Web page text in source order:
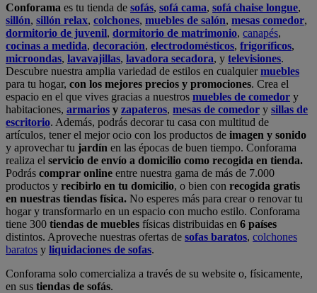
Conforama es tu tienda de sofás, sofá cama, sofá chaise longue,
sillón, sillón relax, colchones, muebles de salón, mesas comedor,
dormitorio de juvenil, dormitorio de matrimonio, canapés,
cocinas a medida, decoración, electrodomésticos, frigoríficos,
microondas, lavavajillas, lavadora secadora, y televisiones.
Descubre nuestra amplia variedad de estilos en cualquiermuebles
para tu hogar, con los mejores precios y promociones. Crea el
espacio en el que vives gracias a nuestros muebles de comedor y
habitaciones, armarios y zapateros, mesas de comedor y sillas de
escritorio. Además, podrás decorar tu casa con multitud de
artículos, tener el mejor ocio con los productos de imagen y sonido
y aprovechar tu jardín en las épocas de buen tiempo. Conforama
realiza el servicio de envío a domicilio como recogida en tienda.
Podrás comprar online entre nuestra gama de más de 7.000
productos y recibirlo en tu domicilio, o bien con recogida gratis
en nuestras tiendas física. No esperes más para crear o renovar tu
hogar y transformarlo en un espacio con mucho estilo. Conforama
tiene 300 tiendas de muebles físicas distribuidas en 6 países
distintos. Aproveche nuestras ofertas de sofas baratos, colchones
baratos y liquidaciones de sofas.
Conforama solo comercializa a través de su website o, físicamente,
en sus tiendas de sofás.